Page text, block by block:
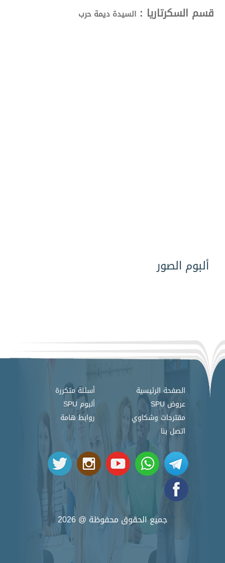
قسم السكرتاريا :السيدة ديمة حرب
ألبوم الصور
الصفحة الرئيسية
أسئلة متكررة
عروض SPU
ألبوم SPU
مقترحات وشكاوي
روابط هامة
اتصل بنا
جميع الحقوق محفوظة @ 2026